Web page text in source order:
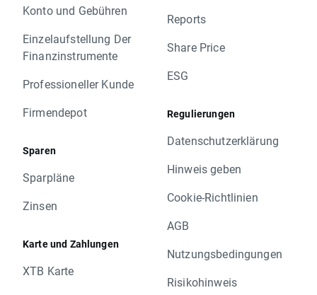
Konto und Gebühren
Einzelaufstellung Der
Finanzinstrumente
Professioneller Kunde
Firmendepot
Sparen
Sparpläne
Zinsen
Karte und Zahlungen
XTB Karte
Reports
Share Price
ESG
Regulierungen
Datenschutzerklärung
Hinweis geben
Cookie-Richtlinien
AGB
Nutzungsbedingungen
Risikohinweis